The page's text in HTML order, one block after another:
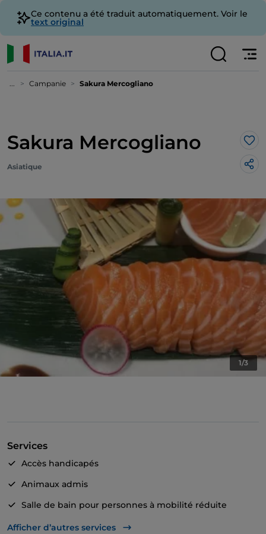
Ce contenu a été traduit automatiquement. Voir le
text original
... Campanie Sakura Mercogliano
Sakura Mercogliano
Asiatique
1/3
Services
Accès handicapés
Animaux admis
Salle de bain pour personnes à mobilité réduite
On parle anglais
Afficher d’autres services